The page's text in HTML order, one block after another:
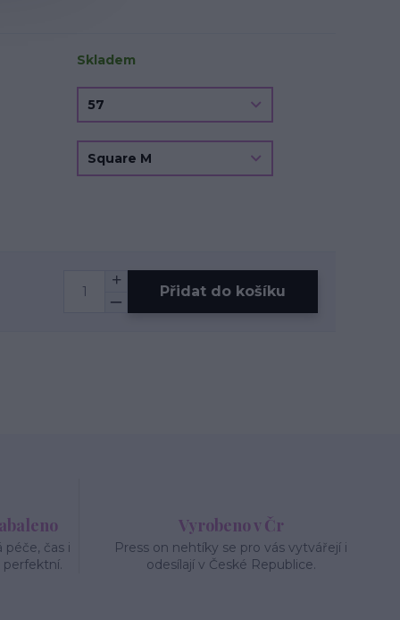
Skladem
Přidat do košíku
péče, čas i
perfektní.
Vyrobeno v Čr
Press on nehtíky se pro vás vytvářejí i
odesílají v České Republice.